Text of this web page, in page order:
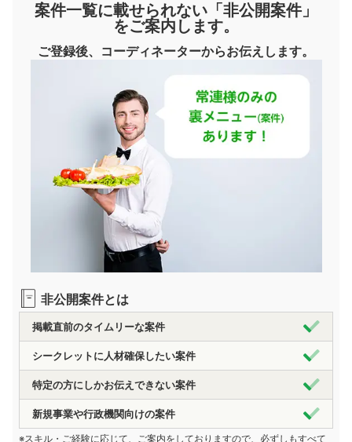
案件一覧に載せられない「非公開案件」
をご案内します。
ご登録後、コーディネーターからお伝えします。
非公開案件とは
掲載直前のタイムリーな案件
シークレットに人材確保したい案件
特定の方にしかお伝えできない案件
新規事業や行政機関向けの案件
※スキル・ご経験に応じて、ご案内をしておりますので、必ずしもすべて